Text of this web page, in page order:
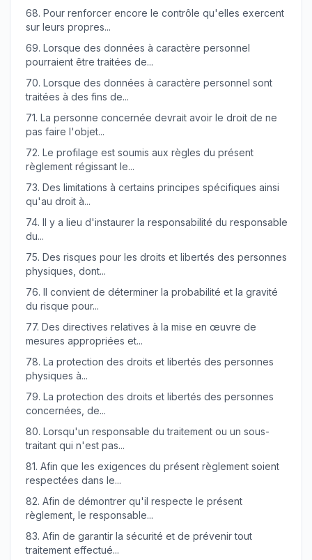
68. Pour renforcer encore le contrôle qu'elles exercent
sur leurs propres...
69. Lorsque des données à caractère personnel
pourraient être traitées de...
70. Lorsque des données à caractère personnel sont
traitées à des fins de...
71. La personne concernée devrait avoir le droit de ne
pas faire l'objet...
72. Le profilage est soumis aux règles du présent
règlement régissant le...
73. Des limitations à certains principes spécifiques ainsi
qu'au droit à...
74. Il y a lieu d'instaurer la responsabilité du responsable
du...
75. Des risques pour les droits et libertés des personnes
physiques, dont...
76. Il convient de déterminer la probabilité et la gravité
du risque pour...
77. Des directives relatives à la mise en œuvre de
mesures appropriées et...
78. La protection des droits et libertés des personnes
physiques à...
79. La protection des droits et libertés des personnes
concernées, de...
80. Lorsqu'un responsable du traitement ou un sous-
traitant qui n'est pas...
81. Afin que les exigences du présent règlement soient
respectées dans le...
82. Afin de démontrer qu'il respecte le présent
règlement, le responsable...
83. Afin de garantir la sécurité et de prévenir tout
traitement effectué...